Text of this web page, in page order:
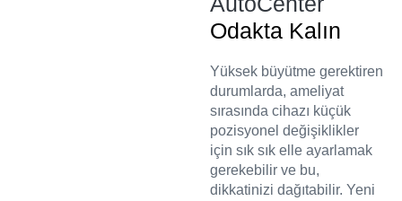
Odakta Kalın
Yüksek büyütme gerektiren
durumlarda, ameliyat
sırasında cihazı küçük
pozisyonel değişiklikler
için sık sık elle ayarlamak
gerekebilir ve bu,
dikkatinizi dağıtabilir. Yeni